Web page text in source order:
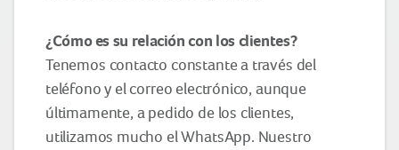
¿Cómoes su relación con losclientes?
Tenemos contacto constante a través del
teléfono y el correo electrónico, aunque
últimamente, a pedido de los clientes,
utilizamos mucho el WhatsApp. Nuestro